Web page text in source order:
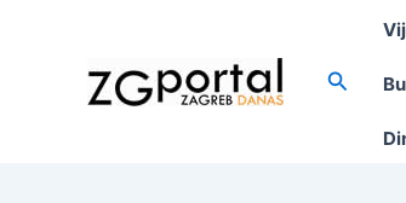
Search